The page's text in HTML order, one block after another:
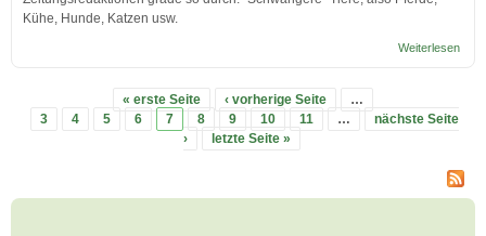
Kühe, Hunde, Katzen usw.
Weiterlesen
Seiten « erste Seite ‹ vorherige Seite
…
3
4 5 6 7 8 9 10 11 …
nächste Seite
›
letzte Seite »